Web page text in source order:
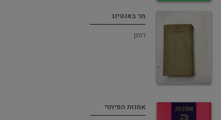
מר באנטינג
רומן
אמנות הפיתוי